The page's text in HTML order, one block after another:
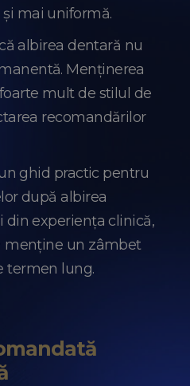
mai uniformă.
albirea dentară nu
Menținerea
mult de stilul de
recomandărilor
ghid practic pentru
după albirea
experiența clinică,
menține un zâmbet
termen lung.